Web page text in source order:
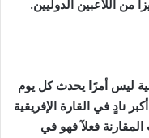
من اللاعبين الدوليين.
ليس أمرًا يحدث كل يوم
نادٍ في القارة الإفريقية
أردت المقارنة فعلآ فهو في